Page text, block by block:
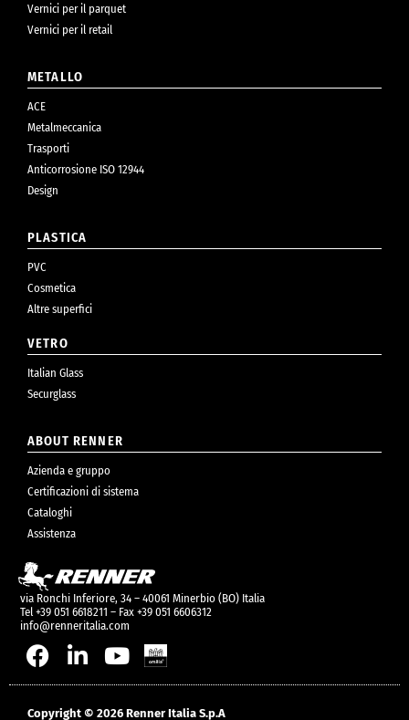
Vernici per il parquet
Vernici per il retail
METALLO
ACE
Metalmeccanica
Trasporti
Anticorrosione ISO 12944
Design
PLASTICA
PVC
Cosmetica
Altre superfici
VETRO
Italian Glass
Securglass
ABOUT RENNER
Azienda e gruppo
Certificazioni di sistema
Cataloghi
Assistenza
via Ronchi Inferiore, 34 – 40061 Minerbio (BO) Italia
Tel +39 051 6618211 – Fax +39 051 6606312
info@renneritalia.com
Copyright © 2026 Renner Italia S.p.A